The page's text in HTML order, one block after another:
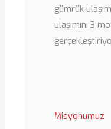
gümrük
ulaşımını 3
Misyonumuz